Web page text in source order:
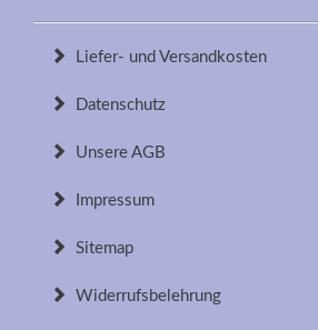
Liefer- und Versandkosten
Datenschutz
Unsere AGB
Impressum
Sitemap
Widerrufsbelehrung